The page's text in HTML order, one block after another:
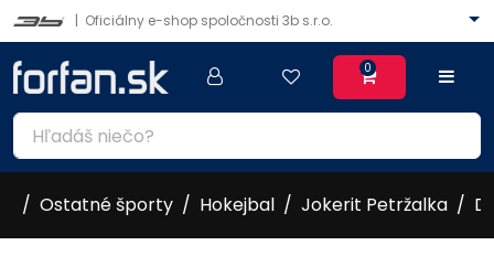
| Oficiálny e-shop spoločnosti 3b s.r.o.
0
Ostatné športy Hokejbal Jokerit Petržalka